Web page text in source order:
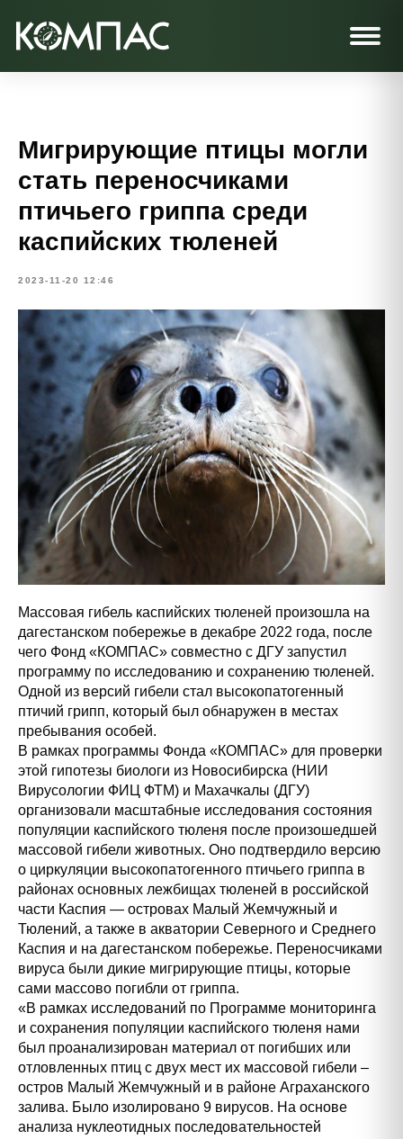
Мигрирующие птицы могли
стать переносчиками
птичьего гриппа среди
каспийских тюленей
2023-11-20 12:46
Массовая гибель каспийских тюленей произошла на
дагестанском побережье в декабре 2022 года, после
чего Фонд «КОМПАС» совместно с ДГУ запустил
программу по исследованию и сохранению тюленей.
Одной из версий гибели стал высокопатогенный
птичий грипп, который был обнаружен в местах
пребывания особей.
В рамках программы Фонда «КОМПАС» для проверки
этой гипотезы биологи из Новосибирска (НИИ
Вирусологии ФИЦ ФТМ) и Махачкалы (ДГУ)
организовали масштабные исследования состояния
популяции каспийского тюленя после произошедшей
массовой гибели животных. Оно подтвердило версию
о циркуляции высокопатогенного птичьего гриппа в
районах основных лежбищах тюленей в российской
части Каспия — островах Малый Жемчужный и
Тюлений, а также в акватории Северного и Среднего
Каспия и на дагестанском побережье. Переносчиками
вируса были дикие мигрирующие птицы, которые
сами массово погибли от гриппа.
«В рамках исследований по Программе мониторинга
и сохранения популяции каспийского тюленя нами
был проанализирован материал от погибших или
отловленных птиц с двух мест их массовой гибели –
остров Малый Жемчужный и в районе Аграханского
залива. Было изолировано 9 вирусов. На основе
анализа нуклеотидных последовательностей